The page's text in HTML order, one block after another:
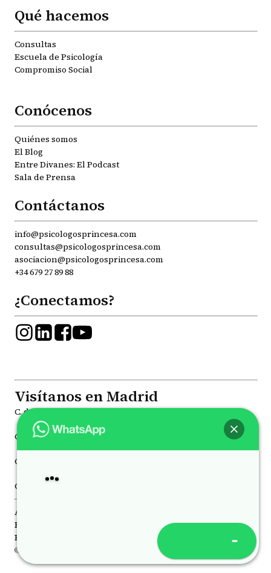
Qué hacemos
Consultas
Escuela de Psicología
Compromiso Social
Conócenos
Quiénes somos
El Blog
Entre Divanes: El Podcast
Sala de Prensa
Contáctanos
info@psicologosprincesa.com
consultas@psicologosprincesa.com
asociacion@psicologosprincesa.com
+34 679 27 89 88
¿Conectamos?
Visítanos en Madrid
C. de la Princesa, 81, Moncloa - Aravaca, 28008
C. de Joaquín María López, 41, Chamberí, 28015
C. de Juan Álvarez Mendizábal, 78 Moncloa - Aravaca, 28008
C. de Luchana, 21, Chamberí, 28010
© 2026 Todos los derechos reservados
Aviso Legal
Política de Privacidad
Política de Cookies